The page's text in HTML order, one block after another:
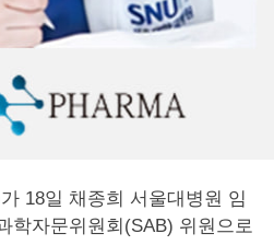
18일 채종희 서울대병원 임
학자문위원회(SAB) 위원으로